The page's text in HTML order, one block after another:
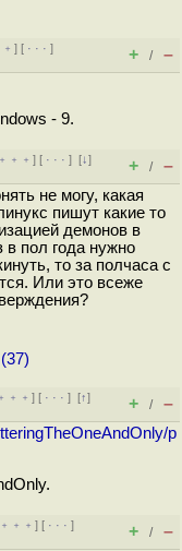
] [ · · ·]
+ / –
- 9.
﹢﹢﹢] [ · · ·][↓]
+ / –
не могу, какая
пишут какие то
демонов в
в пол года нужно
то за полчаса с
Или это всеже
﹢﹢﹢] [ · · ·][↑]
+ / –
p
﹢﹢﹢] [ · · ·]
+ / –